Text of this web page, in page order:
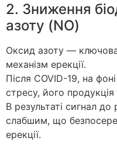
2. Зниження
азоту (NO)
Оксид азоту —
механізм ерекції.
Після COVID-19, на
стресу, його
В результаті сигнал
слабшим, що
ерекції.